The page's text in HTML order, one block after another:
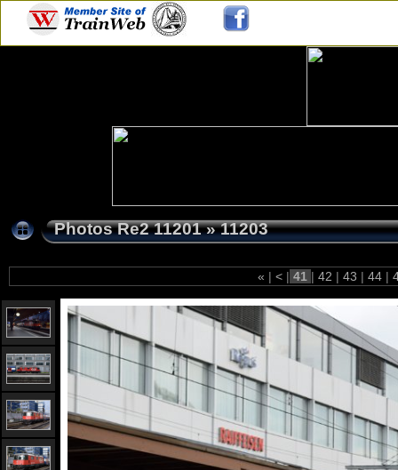
Photos Re2 11201»11203
« | < | 41 | 42 | 43 | 44 |